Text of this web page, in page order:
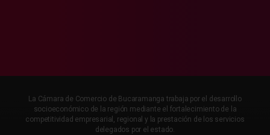
La Cámara de Comercio de Bucaramanga trabaja por el desarrollo
socioeconómico de la región mediante el fortalecimiento de la
competitividad empresarial, regional y la prestación de los servicios
delegados por el estado.